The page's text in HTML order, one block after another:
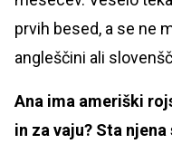
prvih besed, a se ne
angleščini ali
Ana ima ameriški
in za vaju? Sta njena